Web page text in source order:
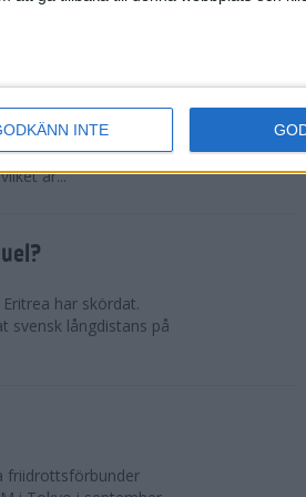
INTE
fortsätter lansera
slog personligt
är...
har skördat.
svensk långdistans på
friidrottsförbunder